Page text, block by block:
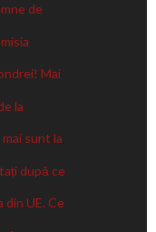
de
Mai
la
sunt la
după ce
din UE. Ce